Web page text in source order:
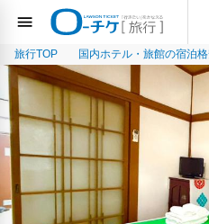
旅行TOP 国内ホテル・旅館の宿泊